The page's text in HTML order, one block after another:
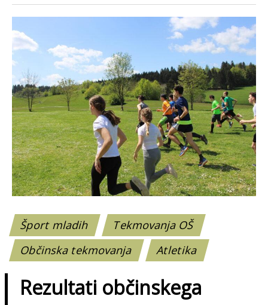
Šport mladih
Tekmovanja OŠ
Občinska tekmovanja
Atletika
Rezultati občinskega